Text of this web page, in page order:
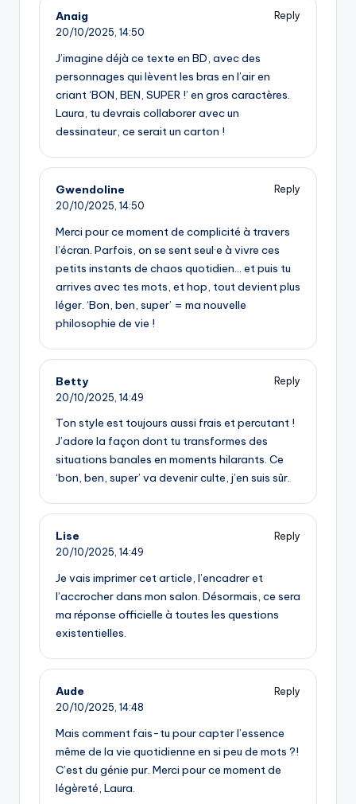
Anaig
Reply
20/10/2025, 14:50
J’imagine déjà ce texte en BD, avec des
personnages qui lèvent les bras en l’air en
criant ‘BON, BEN, SUPER !’ en gros caractères.
Laura, tu devrais collaborer avec un
dessinateur, ce serait un carton !
Gwendoline
Reply
20/10/2025, 14:50
Merci pour ce moment de complicité à travers
l’écran. Parfois, on se sent seul·e à vivre ces
petits instants de chaos quotidien… et puis tu
arrives avec tes mots, et hop, tout devient plus
léger. ‘Bon, ben, super’ = ma nouvelle
philosophie de vie !
Betty
Reply
20/10/2025, 14:49
Ton style est toujours aussi frais et percutant !
J’adore la façon dont tu transformes des
situations banales en moments hilarants. Ce
‘bon, ben, super’ va devenir culte, j’en suis sûr.
Lise
Reply
20/10/2025, 14:49
Je vais imprimer cet article, l’encadrer et
l’accrocher dans mon salon. Désormais, ce sera
ma réponse officielle à toutes les questions
existentielles.
Aude
Reply
20/10/2025, 14:48
Mais comment fais-tu pour capter l’essence
même de la vie quotidienne en si peu de mots ?!
C’est du génie pur. Merci pour ce moment de
légèreté, Laura.